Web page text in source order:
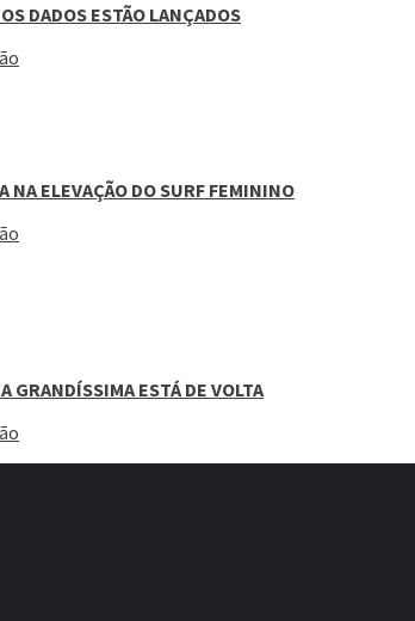
DADOS ESTÃO LANÇADOS
NA ELEVAÇÃO DO SURF FEMININO
GRANDÍSSIMA ESTÁ DE VOLTA